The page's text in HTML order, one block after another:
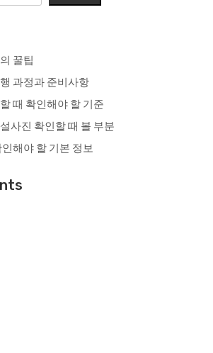
꿀팁
과정과 준비사항
때 확인해야 할 기준
사진 확인할 때 볼 부분
해야 할 기본 정보